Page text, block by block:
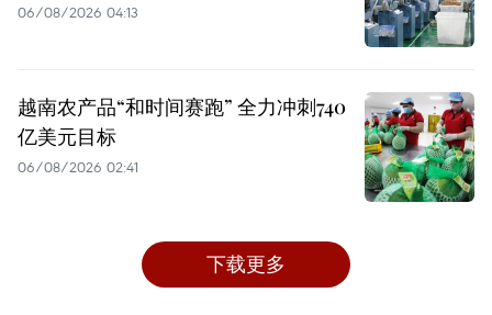
06/08/2026 04:13
越南农产品“和时间赛跑” 全力冲刺740
亿美元目标
06/08/2026 02:41
下载更多